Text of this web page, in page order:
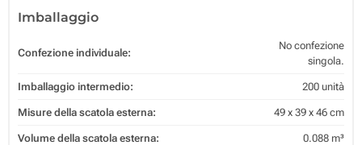
Imballaggio
Confezione individuale:
No confezione
singola.
Imballaggio intermedio: 200 unità
Misure della scatola esterna: 49 x 39 x 46 cm
Volume della scatola esterna: 0.088 m³